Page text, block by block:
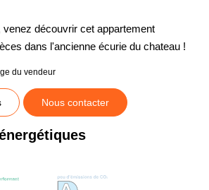
découvrir cet appartement
dans l'ancienne écurie du chateau !
du vendeur
Nous contacter